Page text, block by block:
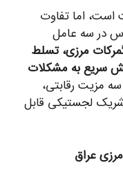
است، اما تفاوت
در سه عامل
مرزی، تسلط
سریع به مشکلات
سه مزیت رقابتی،
لجستیکی قابل